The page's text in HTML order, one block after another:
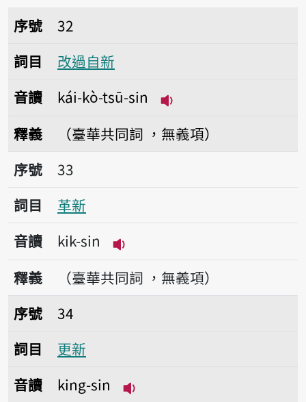
序號32改過自新
序號
32
詞目
改過自新
音讀
kái-kò-tsū-sin
釋義
（臺華共同詞 ，無義項）
序號33革新
序號
33
詞目
革新
音讀
kik-sin
播放音讀kik-sin
釋義
（臺華共同詞 ，無義項）
序號34更新
序號
34
詞目
更新
音讀
king-sin